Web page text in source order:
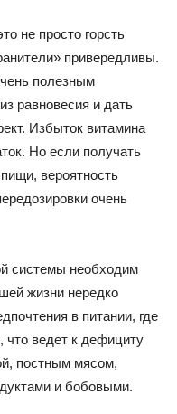
не просто горсть
привередливы.
полезным
равновесия и дать
Избыток витамина
Но если получать
вероятность
очень
системы необходим
жизни нередко
в питании, где
ведет к дефициту
постным мясом,
и бобовыми.